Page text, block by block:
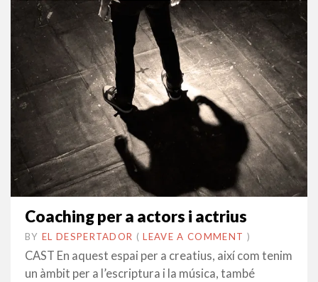
Coaching per a actors i actrius
BY EL DESPERTADOR ON
29
AGOST
2014
•(LEAVE A COMMENT )
CAST En aquest espai per a creatius, així com tenim
un àmbit per a l’escriptura i la música, també